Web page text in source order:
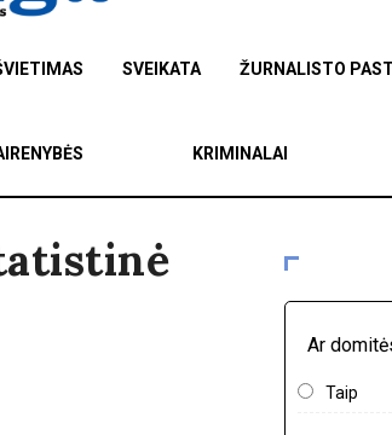
SVEIKATA ŽURNALISTO
KRIMINALAI
Ar
Taip